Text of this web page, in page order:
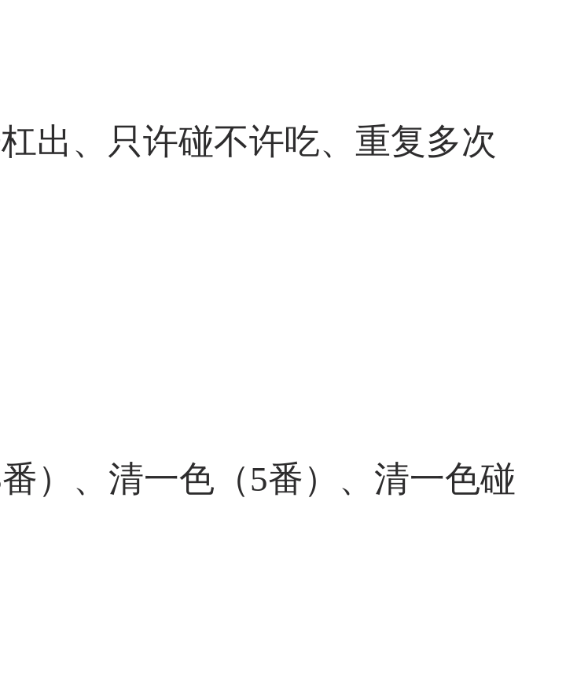
出、只许碰不许吃、重复多次
）、清一色（5番）、清一色碰